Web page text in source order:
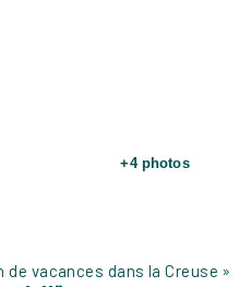
+4 photos
de vacances dans la Creuse »